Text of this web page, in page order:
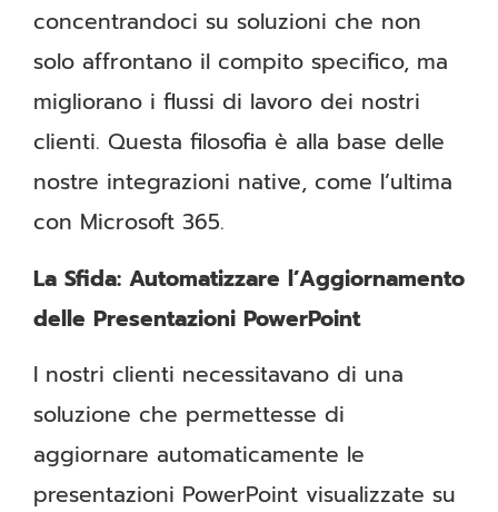
concentrandoci su soluzioni che non
solo affrontano il compito specifico, ma
migliorano i flussi di lavoro dei nostri
clienti. Questa filosofia è alla base delle
nostre integrazioni native, come l’ultima
con Microsoft 365.
La Sfida: Automatizzare l’Aggiornamento
delle Presentazioni PowerPoint
I nostri clienti necessitavano di una
soluzione che permettesse di
aggiornare automaticamente le
presentazioni PowerPoint visualizzate su